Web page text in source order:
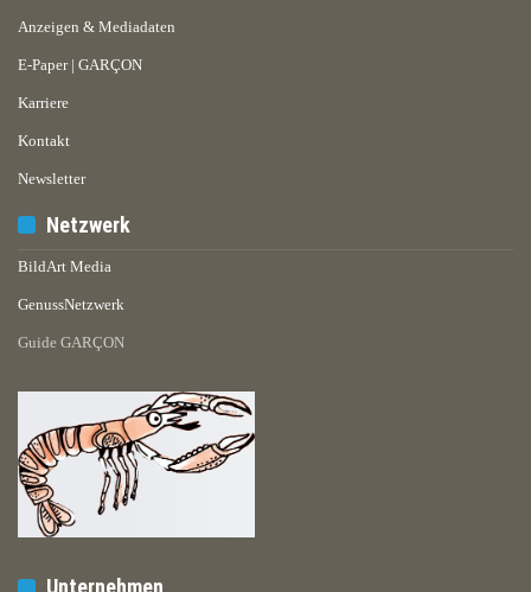
Anzeigen & Mediadaten
E-Paper | GARÇON
Karriere
Kontakt
Newsletter
Netzwerk
BildArt Media
GenussNetzwerk
Guide GARÇON